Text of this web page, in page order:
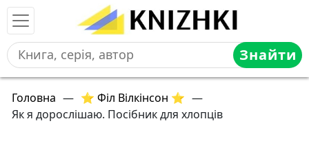
Знайти
Головна — ⭐ Філ Вілкінсон ⭐ —
Як я дорослішаю. Посібник для хлопців